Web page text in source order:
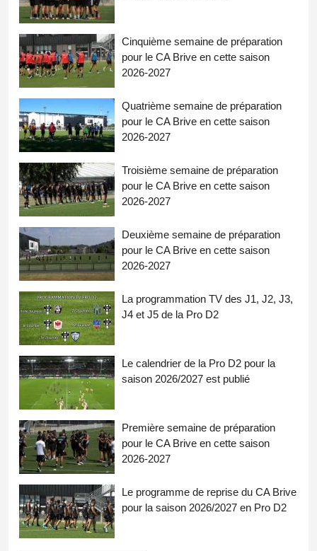
Cinquième semaine de préparation
pour le CA Brive en cette saison
2026-2027
Quatrième semaine de préparation
pour le CA Brive en cette saison
2026-2027
Troisième semaine de préparation
pour le CA Brive en cette saison
2026-2027
Deuxième semaine de préparation
pour le CA Brive en cette saison
2026-2027
La programmation TV des J1, J2, J3,
J4 et J5 de la Pro D2
Le calendrier de la Pro D2 pour la
saison 2026/2027 est publié
Première semaine de préparation
pour le CA Brive en cette saison
2026-2027
Le programme de reprise du CA Brive
pour la saison 2026/2027 en Pro D2